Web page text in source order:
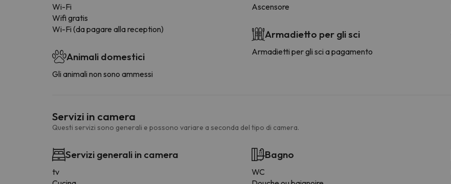
Wi-Fi
Wifi gratis
Wi-Fi (da pagare alla reception)
Animali domestici
Gli animali non sono ammessi
Ascensore
Armadietto per gli sci
Armadietti per gli sci a pagamento
Servizi in camera
Questi servizi sono generali e possono variare a seconda del tipo di camera.
Servizi generali in camera
tv
Bagno
WC